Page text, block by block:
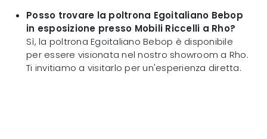
Posso trovare la poltrona Egoitaliano Bebop
in esposizione presso Mobili Riccelli a Rho?
Sì, la poltrona Egoitaliano Bebop è disponibile
per essere visionata nel nostro showroom a Rho.
Ti invitiamo a visitarlo per un'esperienza diretta.